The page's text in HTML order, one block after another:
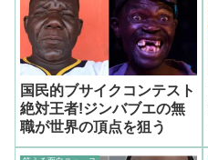
国民的ブサイクコンテスト
絶対王者!ジンバブエの無
職が世界の頂点を狙う